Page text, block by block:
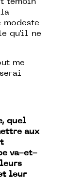
témoin
la
qu'il ne
me
quel
aux
va-et-
leur